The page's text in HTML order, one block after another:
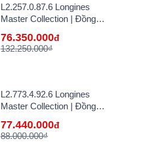
L2.257.0.87.6 Longines
Master Collection | Đồng
Bán Lẻ Tại VN
76.350.000đ
132.250.000₫
L2.773.4.92.6 Longines
Master Collection | Đồng
Bán Lẻ Tại VN
77.440.000đ
88.000.000₫